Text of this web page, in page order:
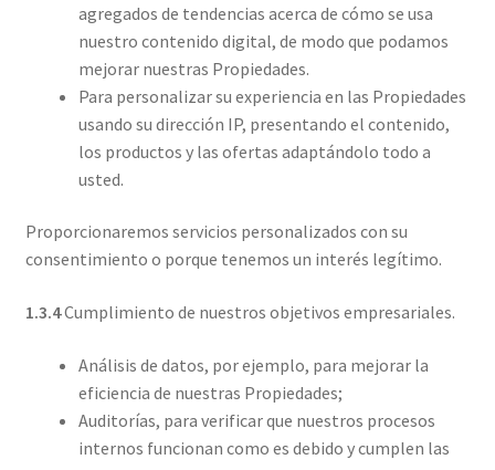
agregados de tendencias acerca de cómo se usa
nuestro contenido digital, de modo que podamos
mejorar nuestras Propiedades.
Para personalizar su experiencia en las Propiedades
usando su dirección IP, presentando el contenido,
los productos y las ofertas adaptándolo todo a
usted.
Proporcionaremos servicios personalizados con su
consentimiento o porque tenemos un interés legítimo.
1.3.4Cumplimiento de nuestros objetivos empresariales.
Análisis de datos, por ejemplo, para mejorar la
eficiencia de nuestras Propiedades;
Auditorías, para verificar que nuestros procesos
internos funcionan como es debido y cumplen las